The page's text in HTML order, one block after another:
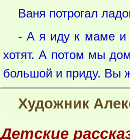
Ваня потрогал
- А я иду к маме и
хотят. А потом мы
большой и приду. Вы
Художник
Детские